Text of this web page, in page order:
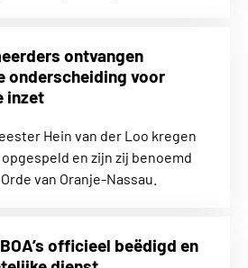
ontvangen
onderscheiding voor
inzet
Hein van der Loo kregen
en zijn zij benoemd
van Oranje-Nassau.
officieel beëdigd en